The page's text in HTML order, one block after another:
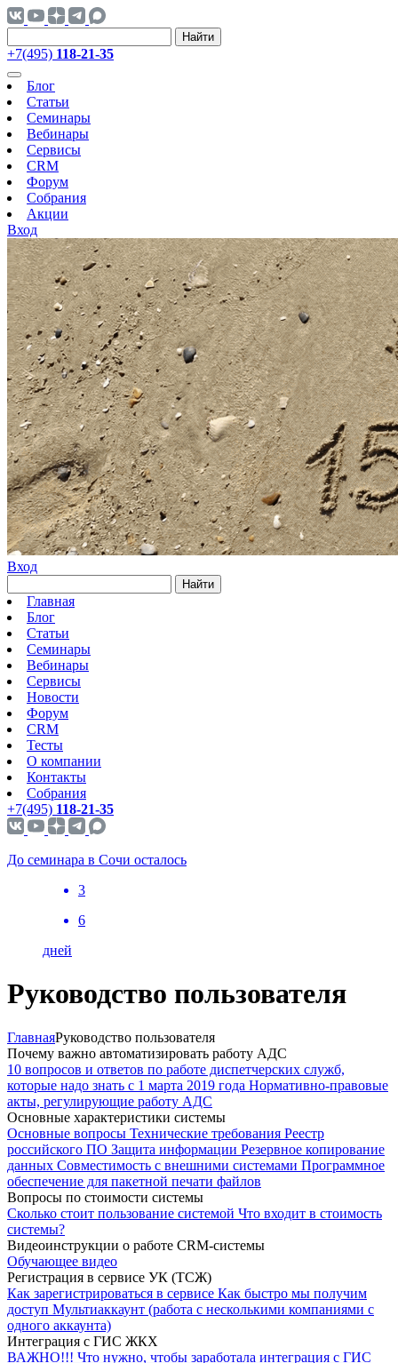
Найти
+7(495) 118-21-35
Блог
Статьи
Семинары
Вебинары
Сервисы
CRM
Форум
Собрания
Акции
Вход
Вход
Найти
Главная
Блог
Статьи
Семинары
Вебинары
Сервисы
Новости
Форум
CRM
Тесты
О компании
Контакты
Собрания
+7(495) 118-21-35
До семинара в Сочи осталось
3
6
дней
Руководство пользователя
ГлавнаяРуководство пользователя
Почему важно автоматизировать работу АДС
10 вопросов и ответов по работе диспетчерских служб,
которые надо знать с 1 марта 2019 года Нормативно-правовые
акты, регулирующие работу АДС
Основные характеристики системы
Основные вопросы Технические требования Реестр
российского ПО Защита информации Резервное копирование
данных Совместимость с внешними системами Программное
обеспечение для пакетной печати файлов
Вопросы по стоимости системы
Сколько стоит пользование системой Что входит в стоимость
системы?
Видеоинструкции о работе CRM-сиcтемы
Обучающее видео
Регистрация в сервисе УК (ТСЖ)
Как зарегистрироваться в сервисе Как быстро мы получим
доступ Мультиаккаунт (работа с несколькими компаниями с
одного аккаунта)
Интеграция с ГИС ЖКХ
ВАЖНО!!! Что нужно, чтобы заработала интеграция с ГИС